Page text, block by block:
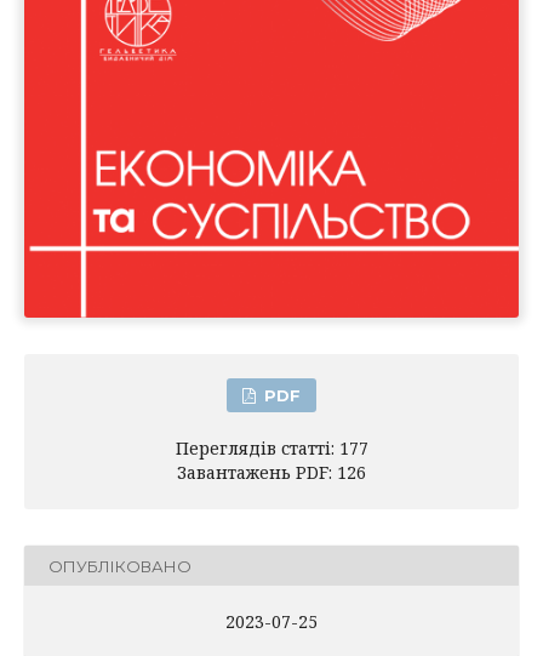
PDF
Переглядів статті: 177
Завантажень PDF: 126
ОПУБЛІКОВАНО
2023-07-25